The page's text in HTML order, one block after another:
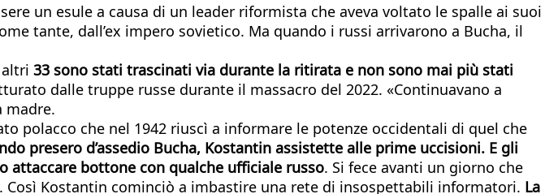
un esule a causa di un leader riformista che aveva voltato le spalle ai suoi
tante, dall’ex impero sovietico. Ma quando i russi arrivarono a Bucha, il
33 sono stati trascinati via durante la ritirata e non sono mai più stati
dalle truppe russe durante il massacro del 2022. «Continuavano a
madre.
polacco che nel 1942 riuscì a informare le potenze occidentali di quel che
presero d’assedio Bucha, Kostantin assistette alle prime uccisioni. E gli
attaccare bottone con qualche ufficiale russo. Si fece avanti un giorno che
Kostantin cominciò a imbastire una rete di insospettabili informatori. La